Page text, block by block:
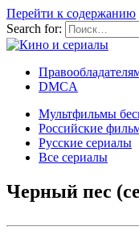
Перейти к содержанию
Search for:
DMCA
Мультфильмы
Российские
Русские сериалы
Все сериалы
Черный пес